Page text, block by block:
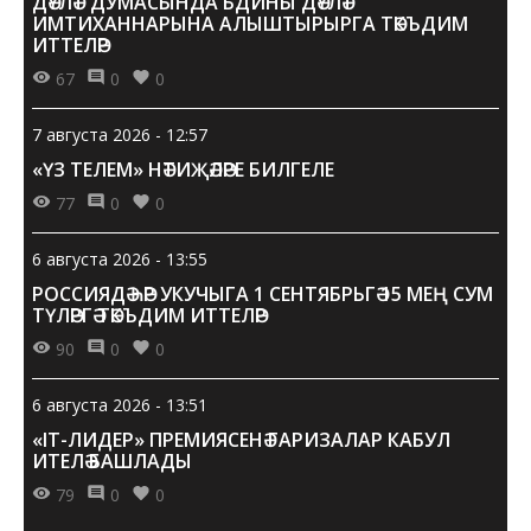
ИМТИХАННАРЫНА АЛЫШТЫРЫРГА ТӘКЪДИМ
ИТТЕЛӘР
67 0 0
7 августа 2026 - 12:57
«ҮЗ ТЕЛЕМ» НӘТИҖӘЛӘРЕ БИЛГЕЛЕ
77 0 0
6 августа 2026 - 13:55
РОССИЯДӘ ҺӘР УКУЧЫГА 1 СЕНТЯБРЬГӘ 15 МЕҢ СУМ
ТҮЛӘРГӘ ТӘКЪДИМ ИТТЕЛӘР
90 0 0
6 августа 2026 - 13:51
«IT-ЛИДЕР» ПРЕМИЯСЕНӘ ГАРИЗАЛАР КАБУЛ
ИТЕЛӘ БАШЛАДЫ
79 0 0